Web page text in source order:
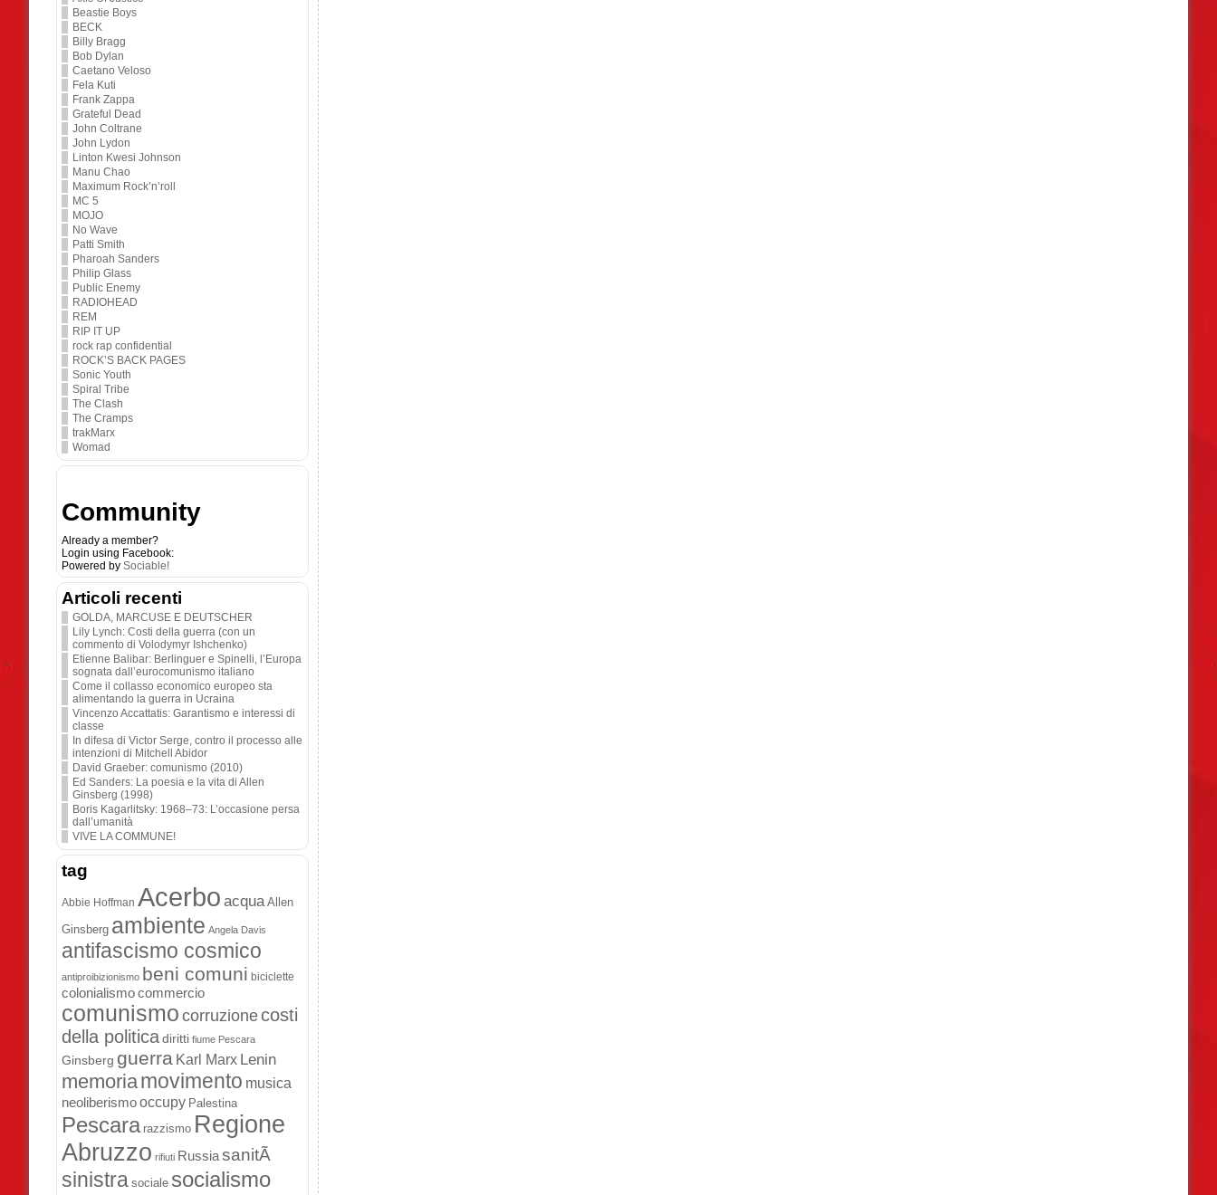
Beastie Boys
BECK
Billy Bragg
Bob Dylan
Caetano Veloso
Fela Kuti
Frank Zappa
Grateful Dead
John Coltrane
John Lydon
Linton Kwesi Johnson
Manu Chao
Maximum Rock’n’roll
MC 5
MOJO
No Wave
Patti Smith
Pharoah Sanders
Philip Glass
Public Enemy
RADIOHEAD
REM
RIP IT UP
rock rap confidential
ROCK’S BACK PAGES
Sonic Youth
Spiral Tribe
The Clash
The Cramps
trakMarx
Womad
Community
Already a member?
Login using Facebook:
Powered by Sociable!
Articoli recenti
GOLDA, MARCUSE E DEUTSCHER
Lily Lynch: Costi della guerra (con un
commento di Volodymyr Ishchenko)
Etienne Balibar: Berlinguer e Spinelli, l’Europa
sognata dall’eurocomunismo italiano
Come il collasso economico europeo sta
alimentando la guerra in Ucraina
Vincenzo Accattatis: Garantismo e interessi di
classe
In difesa di Victor Serge, contro il processo alle
intenzioni di Mitchell Abidor
David Graeber: comunismo (2010)
Ed Sanders: La poesia e la vita di Allen
Ginsberg (1998)
Boris Kagarlitsky: 1968–73: L’occasione persa
dall’umanità
VIVE LA COMMUNE!
tag
Abbie Hoffman Acerbo acqua Allen
Ginsberg ambiente Angela Davis
antifascismo cosmico
antiproibizionismo beni comuni biciclette
colonialismocommercio
comunismocorruzionecosti
della politicadiritti fiume Pescara
Ginsberg guerra Karl Marx Lenin
memoriamovimento musica
neoliberismooccupy Palestina
Pescara razzismo Regione
Abruzzo rifiuti RussiasanitÃ
sinistra sociale socialismo